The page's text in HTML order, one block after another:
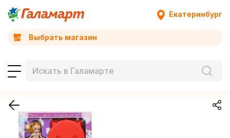
Екатеринбург
Выбрать магазин